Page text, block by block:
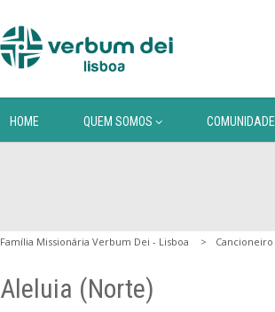
HOME QUEM SOMOS COMUNIDADE
Família Missionária Verbum Dei - Lisboa Cancioneiro
Aleluia (Norte)